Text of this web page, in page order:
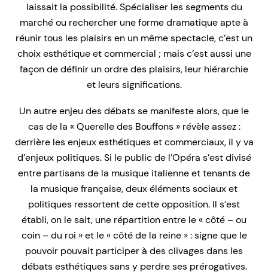
laissait la possibilité. Spécialiser les segments du
marché ou rechercher une forme dramatique apte à
réunir tous les plaisirs en un même spectacle, c’est un
choix esthétique et commercial ; mais c’est aussi une
façon de définir un ordre des plaisirs, leur hiérarchie
et leurs significations.
Un autre enjeu des débats se manifeste alors, que le
cas de la « Querelle des Bouffons » révèle assez :
derrière les enjeux esthétiques et commerciaux, il y va
d’enjeux politiques. Si le public de l’Opéra s’est divisé
entre partisans de la musique italienne et tenants de
la musique française, deux éléments sociaux et
politiques ressortent de cette opposition. Il s’est
établi, on le sait, une répartition entre le « côté – ou
coin – du roi » et le « côté de la reine » : signe que le
pouvoir pouvait participer à des clivages dans les
débats esthétiques sans y perdre ses prérogatives.